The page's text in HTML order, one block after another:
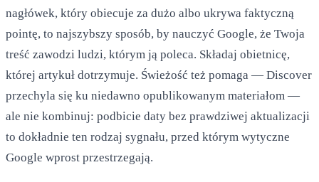
nagłówek, który obiecuje za dużo albo ukrywa faktyczną
pointę, to najszybszy sposób, by nauczyć Google, że Twoja
treść zawodzi ludzi, którym ją poleca. Składaj obietnicę,
której artykuł dotrzymuje. Świeżość też pomaga — Discover
przechyla się ku niedawno opublikowanym materiałom —
ale nie kombinuj: podbicie daty bez prawdziwej aktualizacji
to dokładnie ten rodzaj sygnału, przed którym wytyczne
Google wprost przestrzegają.